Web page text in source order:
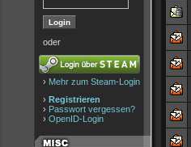
oder
› Mehr zum Steam-Login
› Registrieren
› Passwort vergessen?
› OpenID-Login